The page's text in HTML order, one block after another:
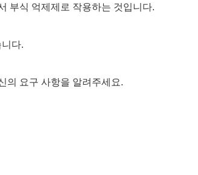
부식 억제제로 작용하는 것입니다.
다.
의 요구 사항을 알려주세요.